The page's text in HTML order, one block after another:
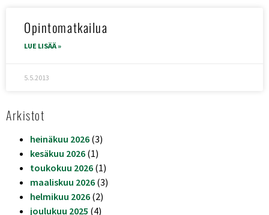
Opintomatkailua
LUE LISÄÄ »
5.5.2013
Arkistot
heinäkuu 2026 (3)
kesäkuu 2026 (1)
toukokuu 2026 (1)
maaliskuu 2026 (3)
helmikuu 2026 (2)
joulukuu 2025 (4)